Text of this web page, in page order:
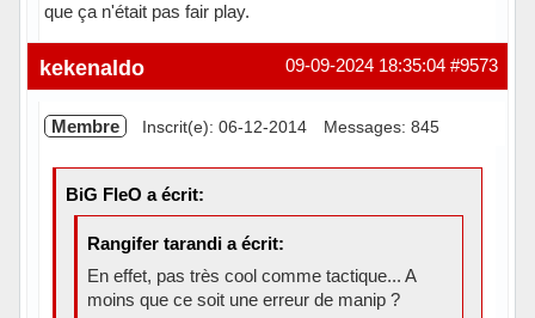
que ça n'était pas fair play.
Hors ligne #9573
09-09-2024 18:35:04
kekenaldo
Membre Inscrit(e): 06-12-2014 Messages: 845
BiG FleO a écrit:
Rangifer tarandi a écrit:
En effet, pas très cool comme tactique... A
moins que ce soit une erreur de manip ?